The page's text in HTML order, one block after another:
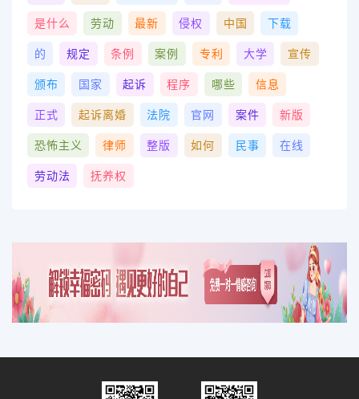
是什么 劳动 最新 侵权 中国 下载
的 规定 条例 案例 专利 大学 宣传
颁布 国家 起诉 程序 哪些 信息
正式 起诉离婚 法院 官网 案件 新版
恐怖主义 律师 整版 如何 民事 在线
劳动法 抚养权